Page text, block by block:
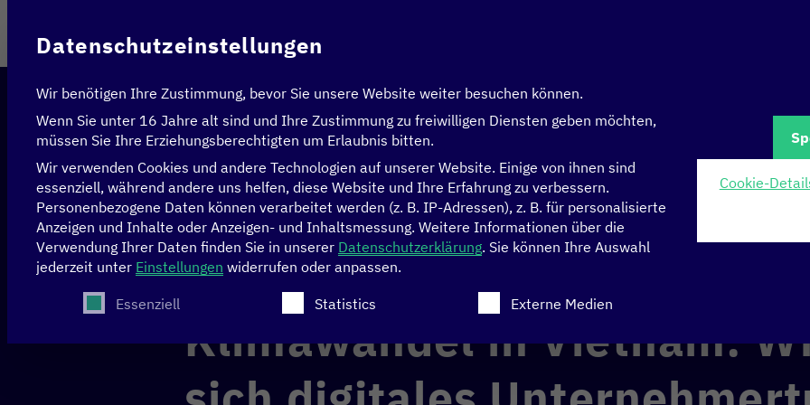
Startseite > News & Artikel > Klimawandel in Vietnam: Wie lässt sich digitales Unternehmertum im Green Tech-Sektor
KLIMA
Klimawandel in Vietnam:
Datenschutzeinstellungen
Wir benötigen Ihre Zustimmung, bevor Sie unsere Website weiter besuchen können.
Wenn Sie unter 16 Jahre alt sind und Ihre Zustimmung zu freiwilligen Diensten geben möchten,
müssen Sie Ihre Erziehungsberechtigten um Erlaubnis bitten.
Wir verwenden Cookies und andere Technologien auf unserer Website. Einige von ihnen sind
essenziell, während andere uns helfen, diese Website und Ihre Erfahrung zu verbessern.
Personenbezogene Daten können verarbeitet werden (z. B. IP-Adressen), z. B. für personalisierte
Anzeigen und Inhalte oder Anzeigen- und Inhaltsmessung. Weitere Informationen über die
Verwendung Ihrer Daten finden Sie in unserer Datenschutzerklärung. Sie können Ihre Auswahl
jederzeit unter Einstellungen widerrufen oder anpassen.
Es folgt eine Liste der Service-Gruppen, für die eine Einwilligung erteilt werden kann. Die erste
Essenziell Statistics Externe Medien
Cookie-